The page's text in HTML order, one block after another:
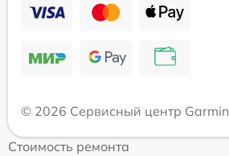
© 2026 Сервисный центр Garmin
Стоимость ремонта